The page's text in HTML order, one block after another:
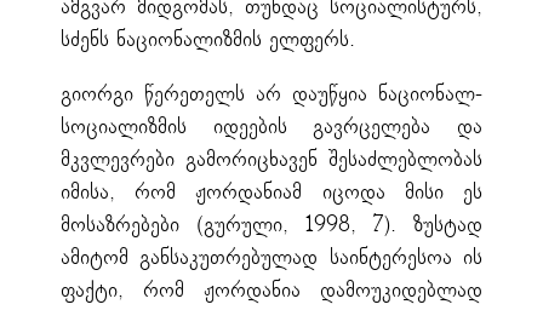
ამგვარ მიდგომას, თუნდაც სოციალისტურს,
სძენს ნაციონალიზმის ელფერს.
გიორგი წერეთელს არ დაუწყია ნაციონალ-
სოციალიზმის იდეების გავრცელება და
მკვლევრები გამორიცხავენ შესაძლებლობას
იმისა, რომ ჟორდანიამ იცოდა მისი ეს
მოსაზრებები (გურული, 1998, 7). ზუსტად
ამიტომ განსაკუთრებულად საინტერესოა ის
ფაქტი, რომ ჟორდანია დამოუკიდებლად